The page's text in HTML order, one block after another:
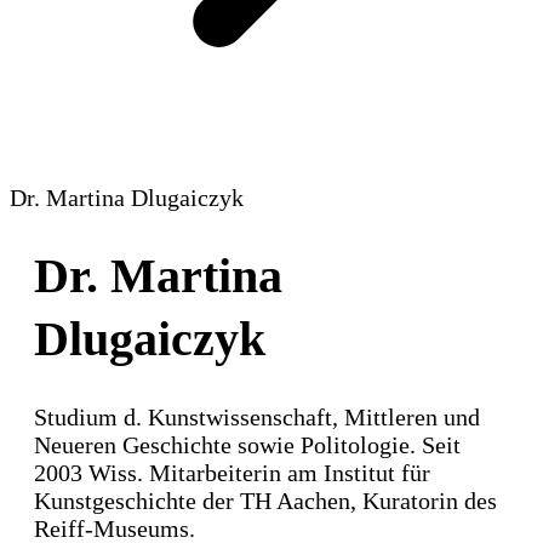
Dr. Martina Dlugaiczyk
Dr. Martina
Dlugaiczyk
Studium d. Kunstwissenschaft, Mittleren und
Neueren Geschichte sowie Politologie. Seit
2003 Wiss. Mitarbeiterin am Institut für
Kunstgeschichte der TH Aachen, Kuratorin des
Reiff-Museums.